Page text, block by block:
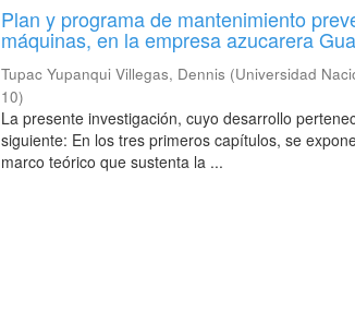
Plan y programa de mantenimiento
máquinas, en la empresa azucarera
Tupac Yupanqui Villegas, Dennis (Universidad
10)
La presente investigación, cuyo desarrollo
siguiente: En los tres primeros capítulos, se
marco teórico que sustenta la ...